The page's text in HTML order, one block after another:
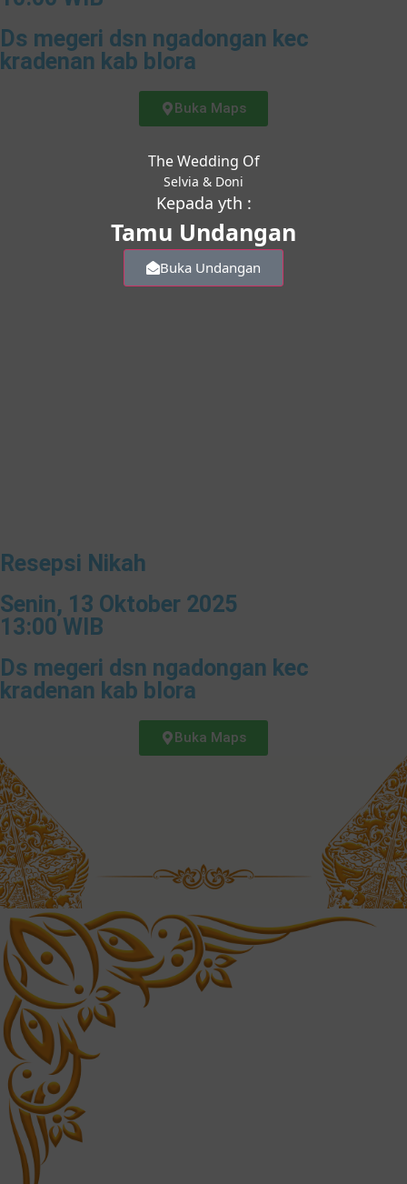
Ds megeri dsn ngadongan kec
kradenan kab blora
Buka Maps
Resepsi Nikah
Senin, 13 Oktober 2025
13:00 WIB
Ds megeri dsn ngadongan kec
kradenan kab blora
Buka Maps
The Wedding Of
Selvia & Doni
Kepada yth :
Tamu Undangan
Buka Undangan